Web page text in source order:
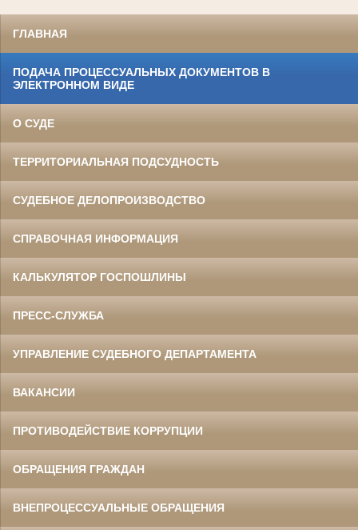
ГЛАВНАЯ
ПОДАЧА ПРОЦЕССУАЛЬНЫХ ДОКУМЕНТОВ В
ЭЛЕКТРОННОМ ВИДЕ
О СУДЕ
ТЕРРИТОРИАЛЬНАЯ ПОДСУДНОСТЬ
СУДЕБНОЕ ДЕЛОПРОИЗВОДСТВО
СПРАВОЧНАЯ ИНФОРМАЦИЯ
КАЛЬКУЛЯТОР ГОСПОШЛИНЫ
ПРЕСС-СЛУЖБА
УПРАВЛЕНИЕ СУДЕБНОГО ДЕПАРТАМЕНТА
ВАКАНСИИ
ПРОТИВОДЕЙСТВИЕ КОРРУПЦИИ
ОБРАЩЕНИЯ ГРАЖДАН
ВНЕПРОЦЕССУАЛЬНЫЕ ОБРАЩЕНИЯ